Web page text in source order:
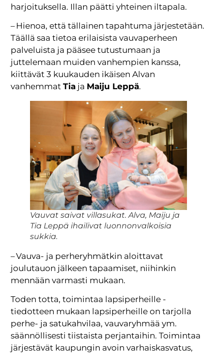
harjoituksella. Illan päätti yhteinen iltapala.
– Hienoa, että tällainen tapahtuma järjestetään.
Täällä saa tietoa erilaisista vauvaperheen
palveluista ja pääsee tutustumaan ja
juttelemaan muiden vanhempien kanssa,
kiittävät 3 kuukauden ikäisen Alvan
vanhemmatTia ja Maiju Leppä.
Vauvat saivat villasukat. Alva, Maiju ja
Tia Leppä ihailivat luonnonvalkoisia
sukkia.
– Vauva- ja perheryhmätkin aloittavat
joulutauon jälkeen tapaamiset, niihinkin
mennään varmasti mukaan.
Toden totta, toimintaa lapsiperheille -
tiedotteen mukaan lapsiperheille on tarjolla
perhe- ja satukahvilaa, vauvaryhmää ym.
säännöllisesti tiistaista perjantaihin. Toimintaa
järjestävät kaupungin avoin varhaiskasvatus,